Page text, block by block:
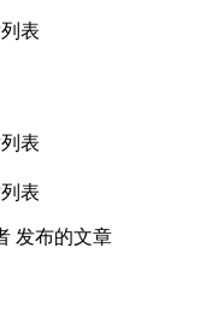
表
表
表
发布的文章